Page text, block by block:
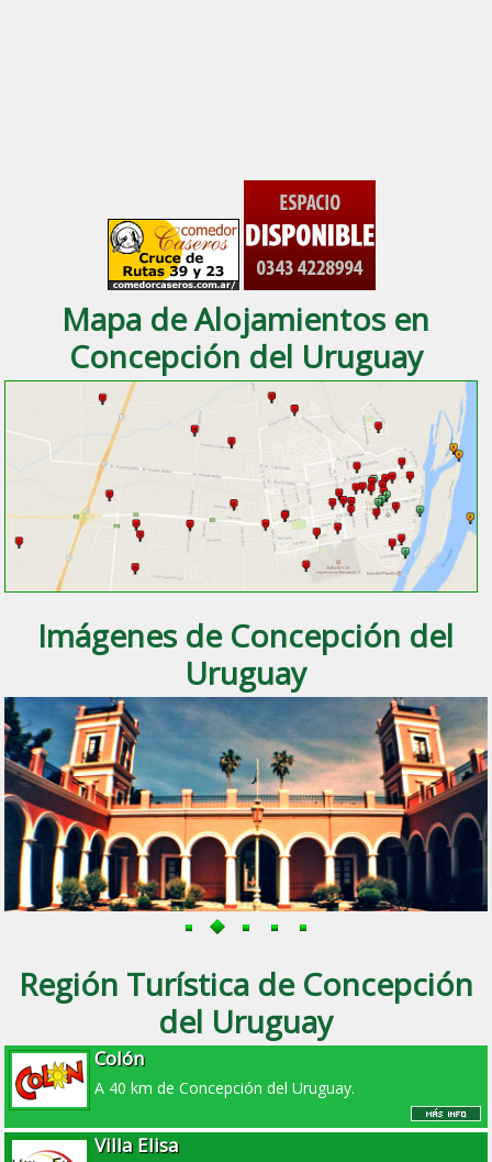
Mapa de Alojamientos en
Concepción del Uruguay
Imágenes de Concepción del
Uruguay
Región Turística de Concepción
del Uruguay
Colón
A 40 km de Concepción del Uruguay.
Villa Elisa